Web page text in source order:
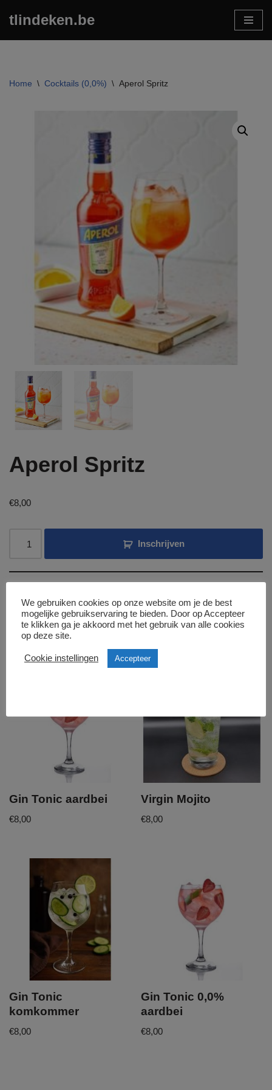
tlindeken.be
Home \ Cocktails (0,0%) \ Aperol Spritz
Aperol Spritz
€8,00
Inschrijven
Gerelateerde producten
Gin Tonic aardbei
€8,00
Virgin Mojito
€8,00
Gin Tonic
komkommer
€8,00
Gin Tonic 0,0%
aardbei
€8,00
We gebruiken cookies op onze website om je de best
mogelijke gebruikservaring te bieden. Door op Accepteer
te klikken ga je akkoord met het gebruik van alle cookies
op deze site.
Cookie instellingen Accepteer